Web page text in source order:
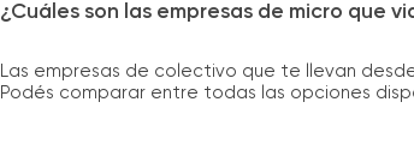
¿Cuáles son las empresas de micro que
Las empresas de colectivo que te llevan
Podés comparar entre todas las opciones